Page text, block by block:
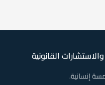
القانونية
إنسانية.